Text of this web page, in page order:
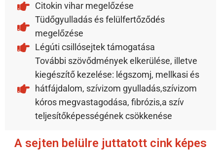
Citokin vihar megelőzése
Tüdőgyulladás és felülfertőződés
megelőzése
Légúti csillósejtek támogatása
További szövődmények elkerülése, illetve
kiegészítő kezelése: légszomj, mellkasi és
hátfájdalom, szívizom gyulladás,szívizom
kóros megvastagodása, fibrózis,a szív
teljesítőképességének csökkenése
A sejten belülre juttatott cink képes